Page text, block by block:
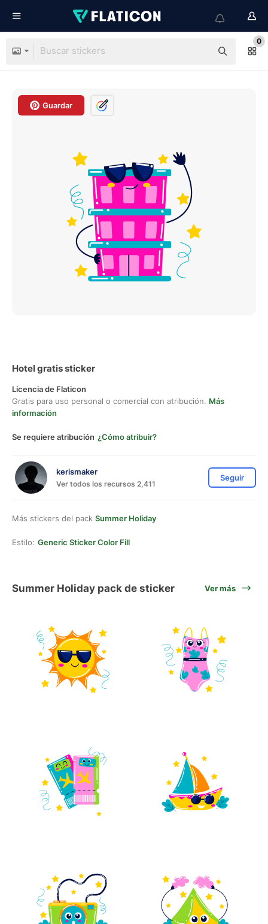
0
Guardar
Hotel gratis sticker
Licencia de Flaticon
Gratis para uso personal o comercial con atribución. Más
información
Se requiere atribución ¿Cómo atribuir?
kerismaker
Ver todos los recursos 2,411
Seguir
Más stickers del pack Summer Holiday
Estilo: Generic Sticker Color Fill
Summer Holiday pack de sticker Ver más